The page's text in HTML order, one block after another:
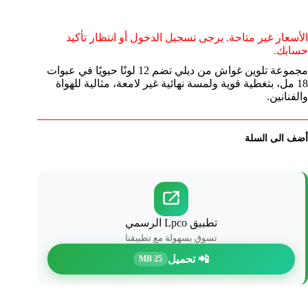
الأسعار غير متاحة. يرجى تسجيل الدخول أو انتظار تأكيد
حسابك.
مجموعة تلوين غواش من ديلي تضم 12 لونًا حيويًا في عبوات
18 مل، بتغطية قوية ولمسة نهائية غير لامعة، مثالية للهواة
والفنانين.
أضف الى السلة
تطبيق Lpco الرسمي
تسوق بسهولة مع تطبيقنا
📲 تحميل 25 MB